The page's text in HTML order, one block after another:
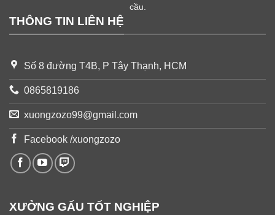
cầu.
THÔNG TIN LIÊN HỆ
Số 8 đường T4B, P Tây Thạnh, HCM
0865819186
xuongzozo99@gmail.com
Facebook /xuongzozo
XƯỞNG GẤU TỐT NGHIỆP